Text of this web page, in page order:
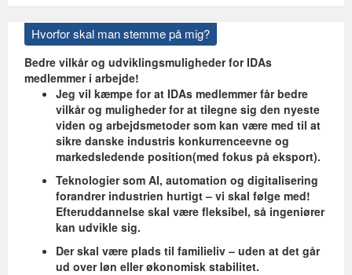
Hvorfor skal man stemme på mig?
Bedre vilkår og udviklingsmuligheder for IDAs
medlemmer i arbejde!
Jeg vil kæmpe for at IDAs medlemmer får bedre
vilkår og muligheder for at tilegne sig den nyeste
viden og arbejdsmetoder som kan være med til at
sikre danske industris konkurrenceevne og
markedsledende position(med fokus på eksport).
Teknologier som AI, automation og digitalisering
forandrer industrien hurtigt – vi skal følge med!
Efteruddannelse skal være fleksibel, så ingeniører
kan udvikle sig.
Der skal være plads til familieliv – uden at det går
ud over løn eller økonomisk stabilitet.